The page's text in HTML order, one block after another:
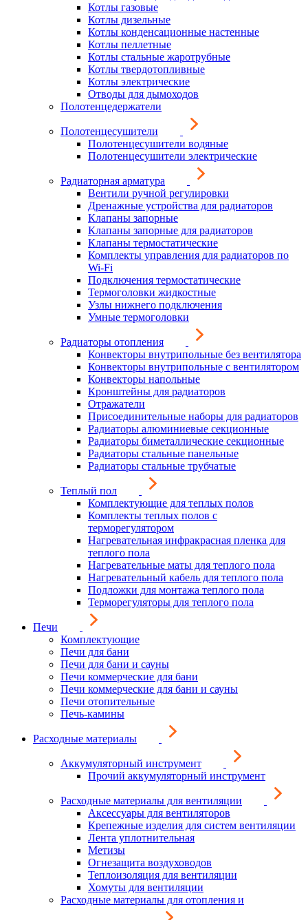
Котлы газовые
Котлы дизельные
Котлы конденсационные настенные
Котлы пеллетные
Котлы стальные жаротрубные
Котлы твердотопливные
Котлы электрические
Отводы для дымоходов
Полотенцедержатели
Полотенцесушители
Полотенцесушители водяные
Полотенцесушители электрические
Радиаторная арматура
Вентили ручной регулировки
Дренажные устройства для радиаторов
Клапаны запорные
Клапаны запорные для радиаторов
Клапаны термостатические
Комплекты управления для радиаторов по
Wi-Fi
Подключения термостатические
Термоголовки жидкостные
Узлы нижнего подключения
Умные термоголовки
Радиаторы отопления
Конвекторы внутрипольные без вентилятора
Конвекторы внутрипольные с вентилятором
Конвекторы напольные
Кронштейны для радиаторов
Отражатели
Присоединительные наборы для радиаторов
Радиаторы алюминиевые секционные
Радиаторы биметаллические секционные
Радиаторы стальные панельные
Радиаторы стальные трубчатые
Теплый пол
Комплектующие для теплых полов
Комплекты теплых полов с
терморегулятором
Нагревательная инфракрасная пленка для
теплого пола
Нагревательные маты для теплого пола
Нагревательный кабель для теплого пола
Подложки для монтажа теплого пола
Терморегуляторы для теплого пола
Печи
Комплектующие
Печи для бани
Печи для бани и сауны
Печи коммерческие для бани
Печи коммерческие для бани и сауны
Печи отопительные
Печь-камины
Расходные материалы
Аккумуляторный инструмент
Прочий аккумуляторный инструмент
Расходные материалы для вентиляции
Аксессуары для вентиляторов
Крепежные изделия для систем вентиляции
Лента уплотнительная
Метизы
Огнезащита воздуховодов
Теплоизоляция для вентиляции
Хомуты для вентиляции
Расходные материалы для отопления и